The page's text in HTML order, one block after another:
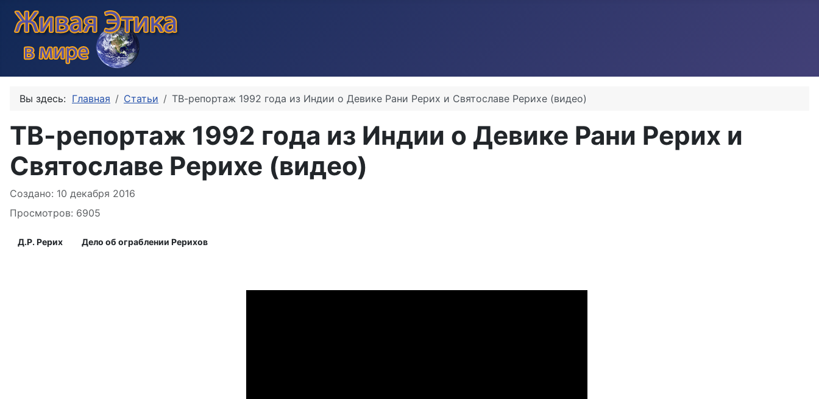
Вы здесь: Главная Статьи ТВ-репортаж 1992 года из Индии о Девике Рани Рерих и Святославе Рерихе (видео)
ТВ-репортаж 1992 года из Индии о Девике Рани Рерих и
Святославе Рерихе (видео)
Информация о материале
Создано: 10 декабря 2016
Просмотров: 6905
Д.Р. Рерих Дело об ограблении Рерихов